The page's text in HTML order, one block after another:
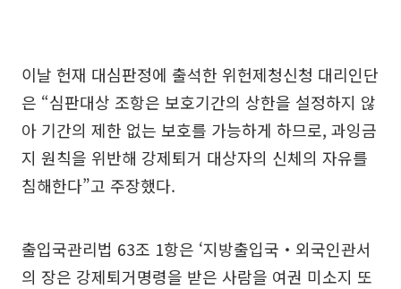
이날 헌재 대심판정에 출석한 위헌제청신청 대리인단
은 “심판대상 조항은 보호기간의 상한을 설정하지 않
아 기간의 제한 없는 보호를 가능하게 하므로, 과잉금
지 원칙을 위반해 강제퇴거 대상자의 신체의 자유를
침해한다”고 주장했다.
출입국관리법 63조 1항은 ‘지방출입국‧외국인관서
의 장은 강제퇴거명령을 받은 사람을 여권 미소지 또